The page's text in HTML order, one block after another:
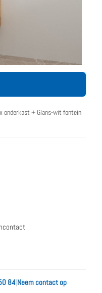
onderkast + Glans-wit fontein
84|Neem contact op